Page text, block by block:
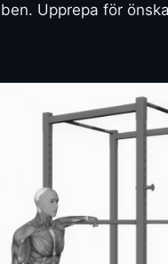
Upprepa för